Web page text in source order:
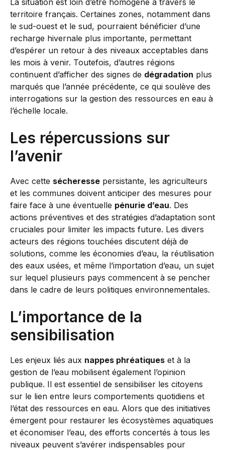
La situation est loin d’être homogène à travers le
territoire français. Certaines zones, notamment dans
le sud-ouest et le sud, pourraient bénéficier d’une
recharge hivernale plus importante, permettant
d’espérer un retour à des niveaux acceptables dans
les mois à venir. Toutefois, d’autres régions
continuent d’afficher des signes de dégradation plus
marqués que l’année précédente, ce qui soulève des
interrogations sur la gestion des ressources en eau à
l’échelle locale.
Les répercussions sur
l’avenir
Avec cette sécheresse persistante, les agriculteurs
et les communes doivent anticiper des mesures pour
faire face à une éventuelle pénurie d’eau. Des
actions préventives et des stratégies d’adaptation sont
cruciales pour limiter les impacts future. Les divers
acteurs des régions touchées discutent déjà de
solutions, comme les économies d’eau, la réutilisation
des eaux usées, et même l’importation d’eau, un sujet
sur lequel plusieurs pays commencent à se pencher
dans le cadre de leurs politiques environnementales.
L’importance de la
sensibilisation
Les enjeux liés aux nappes phréatiques et à la
gestion de l’eau mobilisent également l’opinion
publique. Il est essentiel de sensibiliser les citoyens
sur le lien entre leurs comportements quotidiens et
l’état des ressources en eau. Alors que des initiatives
émergent pour restaurer les écosystèmes aquatiques
et économiser l’eau, des efforts concertés à tous les
niveaux peuvent s’avérer indispensables pour